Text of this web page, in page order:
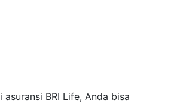
BRI Life, Anda bisa